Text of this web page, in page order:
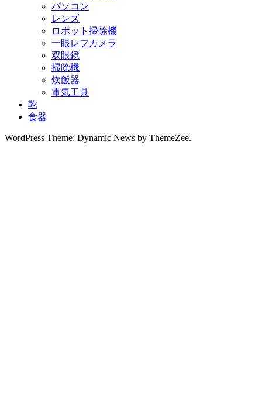
パソコン
レンズ
ロボット掃除機
一眼レフカメラ
双眼鏡
掃除機
炊飯器
電気工具
靴
食器
WordPress Theme: Dynamic News by ThemeZee.